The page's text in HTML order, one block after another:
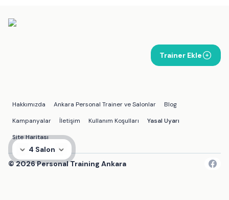
4 Salon
Trainer Ekle
Hakkımızda Ankara Personal Trainer ve Salonlar
Blog
Kampanyalar
İletişim Kullanım Koşulları
Yasal Uyarı
Site Haritası
©2026Personal Training Ankara